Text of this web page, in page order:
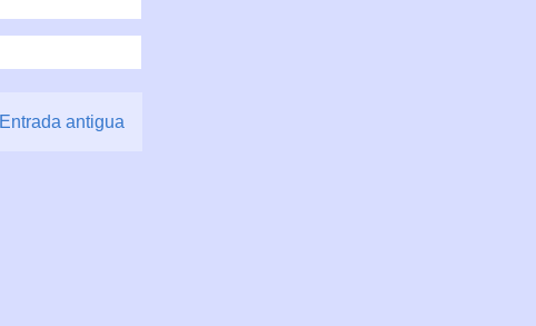
Entrada antigua